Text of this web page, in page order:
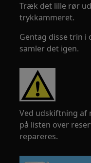
Træk det lille rør
trykkammeret.
Gentag disse trin
samler det igen.
Ved udskiftning af
på listen over
repareres.